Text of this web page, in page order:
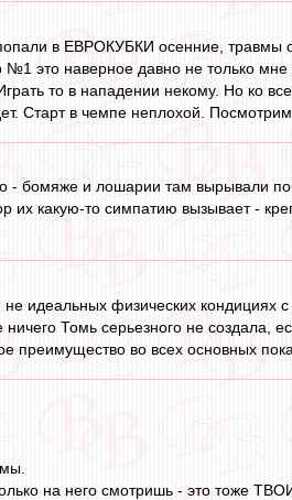
в ЕВРОКУБКИ осенние, травмы
это наверное давно не только
то в нападении некому. Но ко
Старт в чемпе неплохой.
- бомяже и лошарии там вырывали
их какую-то симпатию вызывает -
идеальных физических кондициях
Томь серьезного не
преимущество во всех основных
на него смотришь - это тоже